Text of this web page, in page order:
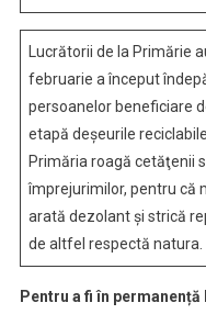
Lucrătorii de la Primărie
februarie a început
persoanelor beneficiare
etapă deşeurile
Primăria roagă cetăţenii
împrejurimilor, pentru că
arată dezolant şi strică
de altfel respectă natura.
Pentru a fi în